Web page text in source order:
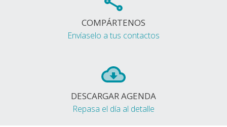
COMPÁRTENOS
Envíaselo a tus contactos
DESCARGAR AGENDA
Repasa el día al detalle